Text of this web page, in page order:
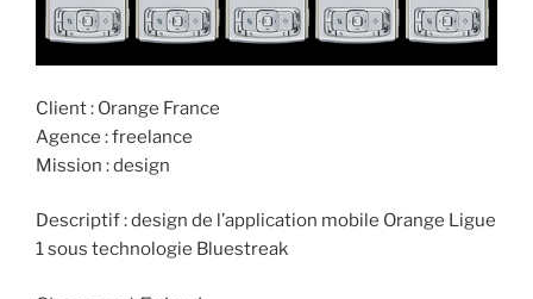
Client : Orange France
Agence : freelance
Mission : design
Descriptif : design de l’application mobile Orange Ligue
1 sous technologie Bluestreak